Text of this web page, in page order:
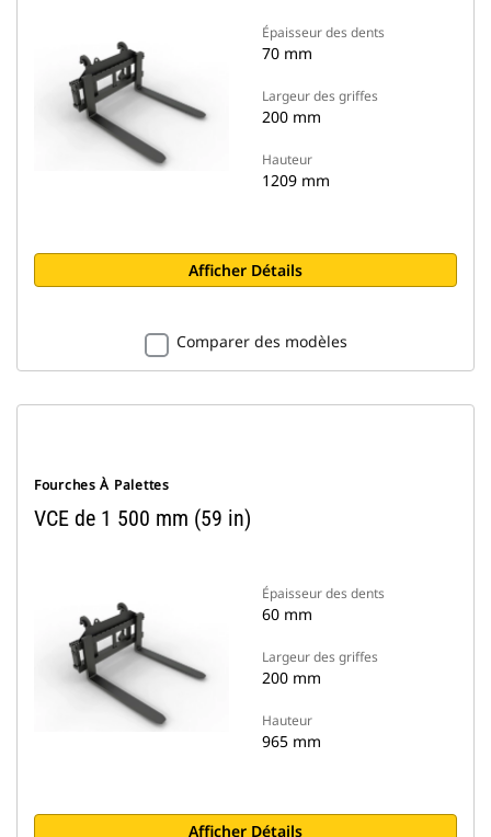
Épaisseur des dents
70 mm
Largeur des griffes
200 mm
Hauteur
1209 mm
Afficher Détails
Comparer des modèles
Fourches À Palettes
VCE de 1 500 mm (59 in)
Épaisseur des dents
60 mm
Largeur des griffes
200 mm
Hauteur
965 mm
Afficher Détails